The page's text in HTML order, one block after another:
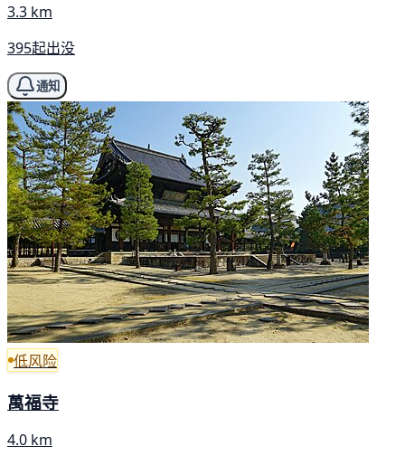
3.3 km
395起出没
通知
低风险
萬福寺
4.0 km